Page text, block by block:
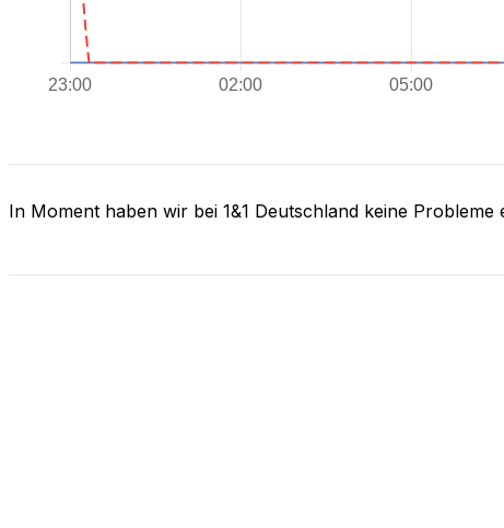
In Moment haben wir bei 1&1 Deutschland keine Probleme